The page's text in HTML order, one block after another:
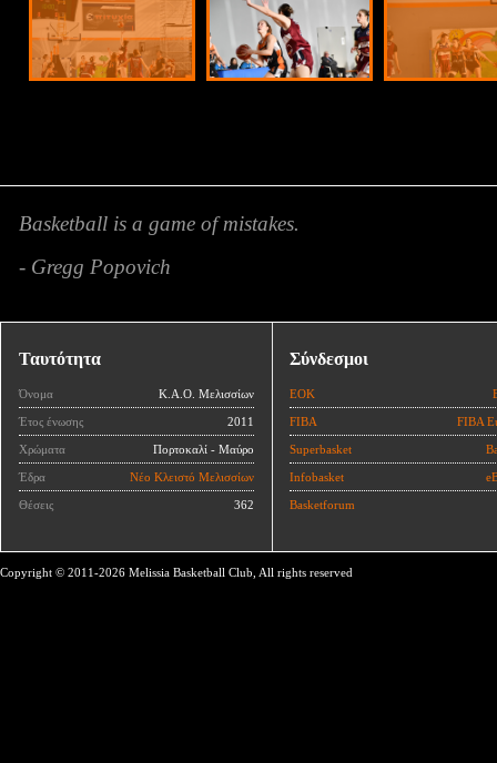
Basketball is a game of mistakes.
- Gregg Popovich
Ταυτότητα
Όνομα Κ.Α.Ο. Μελισσίων
Έτος ένωσης 2011
Χρώματα Πορτοκαλί - Μαύρο
Έδρα Νέο Κλειστό Μελισσίων
Θέσεις 362
Σύνδεσμοι
ΕΟΚ
FIBA FIBA
Superbasket
Infobasket
Basketforum
Copyright © 2011-2026 Melissia Basketball Club, All rights reserved